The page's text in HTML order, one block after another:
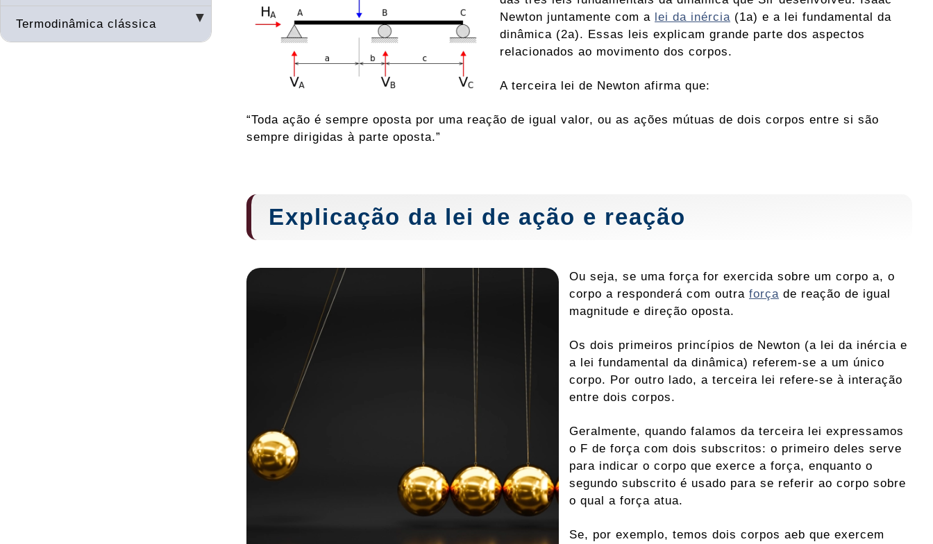
Termodinâmica clássica
Newton juntamente com a lei da inércia (1a) e a lei fundamental da
dinâmica (2a). Essas leis explicam grande parte dos aspectos
relacionados ao movimento dos corpos.
A terceira lei de Newton afirma que:
“Toda ação é sempre oposta por uma reação de igual valor, ou as ações mútuas de dois corpos entre si são
sempre dirigidas à parte oposta.”
Explicação da lei de ação e reação
Ou seja, se uma força for exercida sobre um corpo a, o
corpo a responderá com outra força de reação de igual
magnitude e direção oposta.
Os dois primeiros princípios de Newton (a lei da inércia e
a lei fundamental da dinâmica) referem-se a um único
corpo. Por outro lado, a terceira lei refere-se à interação
entre dois corpos.
Geralmente, quando falamos da terceira lei expressamos
o F de força com dois subscritos: o primeiro deles serve
para indicar o corpo que exerce a força, enquanto o
segundo subscrito é usado para se referir ao corpo sobre
o qual a força atua.
Se, por exemplo, temos dois corpos aeb que exercem